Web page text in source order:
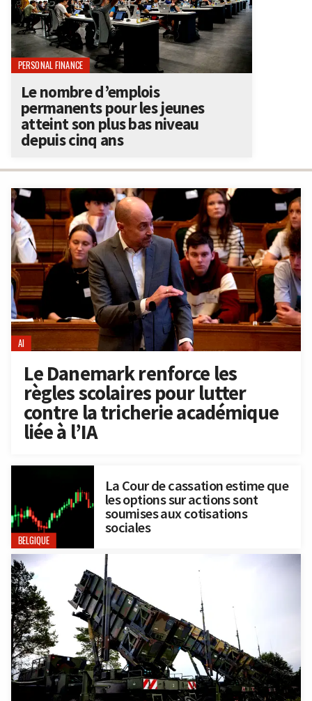
AI
Le Danemark renforce les
règles scolaires pour lutter
contre la tricherie académique
liée à l’IA
BELGIQUE
La Cour de cassation estime que
les options sur actions sont
soumises aux cotisations
sociales
PERSONAL FINANCE
Le nombre d’emplois
permanents pour les jeunes
atteint son plus bas niveau
depuis cinq ans